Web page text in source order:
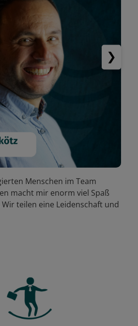
Menschen im Team
macht mir enorm viel Spaß
teilen eine Leidenschaft und
❯